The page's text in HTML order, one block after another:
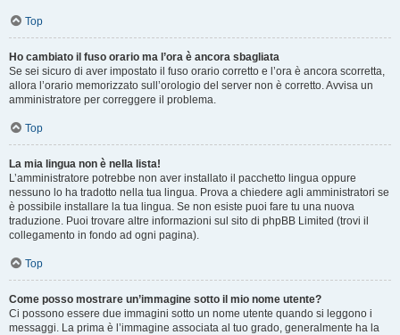
Top
Ho cambiato il fuso orario ma l’ora è ancora sbagliata
Se sei sicuro di aver impostato il fuso orario corretto e l’ora è ancora scorretta,
allora l’orario memorizzato sull’orologio del server non è corretto. Avvisa un
amministratore per correggere il problema.
Top
La mia lingua non è nella lista!
L’amministratore potrebbe non aver installato il pacchetto lingua oppure
nessuno lo ha tradotto nella tua lingua. Prova a chiedere agli amministratori se
è possibile installare la tua lingua. Se non esiste puoi fare tu una nuova
traduzione. Puoi trovare altre informazioni sul sito di phpBB Limited (trovi il
collegamento in fondo ad ogni pagina).
Top
Come posso mostrare un’immagine sotto il mio nome utente?
Ci possono essere due immagini sotto un nome utente quando si leggono i
messaggi. La prima è l’immagine associata al tuo grado, generalmente ha la